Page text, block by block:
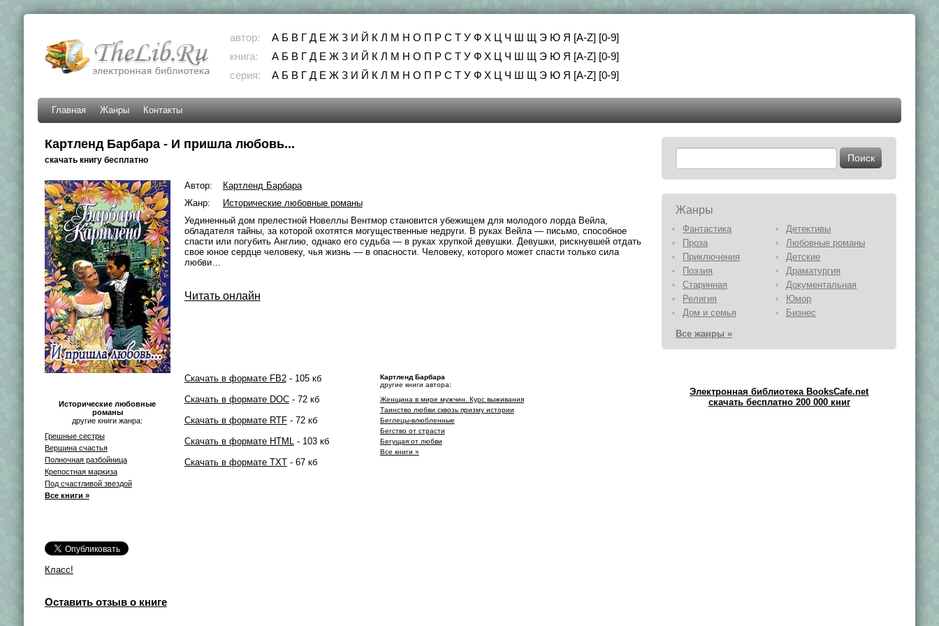
автор: А Б В Г Д Е Ж З И Й К Л М Н О П Р С Т У Ф Х Ц Ч Ш Щ Э Ю Я [A-Z] [0-9]
книга:
А Б В Г Д Е Ж З И Й К Л М Н О П Р С Т У Ф Х Ц Ч Ш Щ Э Ю Я [A-Z] [0-9]
серия:
А Б В Г Д Е Ж З И Й К Л М Н О П Р С Т У Ф Х Ц Ч Ш Щ Э Ю Я [A-Z] [0-9]
Главная Жанры Контакты
Картленд Барбара - И пришла любовь...
скачать книгу бесплатно
Исторические любовные
романы
другие книги жанра:
Грешные сестры
Вершина счастья
Полночная разбойница
Крепостная маркиза
Под счастливой звездой
Все книги »
Класс!
Автор:
Картленд Барбара
Жанр:
Исторические любовные романы
Уединенный дом прелестной Новеллы Вентмор становится убежищем для молодого лорда Вейла,
обладателя тайны, за которой охотятся могущественные недруги. В руках Вейла — письмо, способное
спасти или погубить Англию, однако его судьба — в руках хрупкой девушки. Девушки, рискнувшей отдать
свое юное сердце человеку, чья жизнь — в опасности. Человеку, которого может спасти только сила
любви…
Читать онлайн
Скачать в формате FB2- 105 кб
Скачать в формате DOC- 72 кб
Скачать в формате RTF- 72 кб
Скачать в формате HTML- 103 кб
Скачать в формате TXT- 67 кб
Картленд Барбара
другие книги автора:
Женщина в мире мужчин. Курс выживания
Таинство любви сквозь призму истории
Беглецы-влюбленные
Бегство от страсти
Бегущая от любви
Все книги »
Оставить отзыв о книге
Жанры
Фантастика
Детективы
Проза
Любовные романы
Приключения
Детские
Поэзия
Драматургия
Старинная
Документальная
Религия
Юмор
Дом и семья
Бизнес
Все жанры »
Электронная библиотека BooksCafe.net
скачать бесплатно 200 000 книг